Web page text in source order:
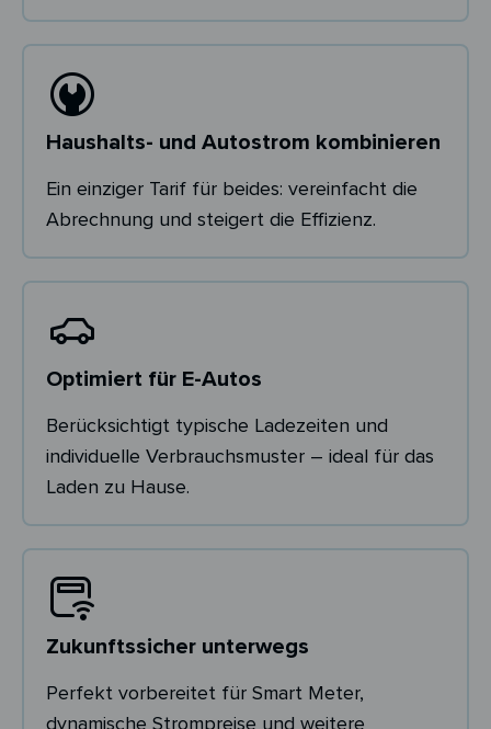
Haushalts- und Autostrom kombinieren
Ein einziger Tarif für beides: vereinfacht die
Abrechnung und steigert die Effizienz.
Optimiert für E-Autos
Berücksichtigt typische Ladezeiten und
individuelle Verbrauchsmuster – ideal für das
Laden zu Hause.
Zukunftssicher unterwegs
Perfekt vorbereitet für Smart Meter,
dynamische Strompreise und weitere